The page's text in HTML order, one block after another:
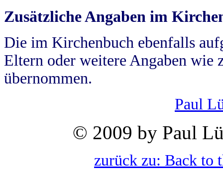
Zusätzliche Angaben im
Die im Kirchenbuch ebenfalls
Eltern oder weitere Angaben wie
übernommen.
Paul
© 2009 by Paul
zurück zu: Back to